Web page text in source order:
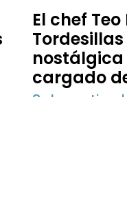
El chef
nostálgica
cargado
8 de